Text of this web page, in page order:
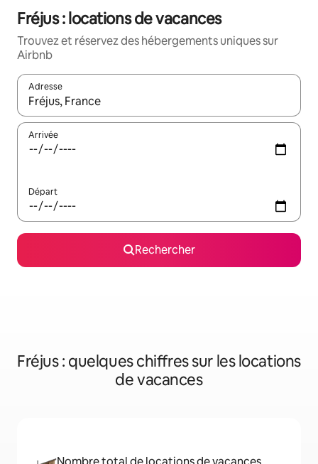
Fréjus : locations de vacances
Trouvez et réservez des hébergements uniques sur
Airbnb
Adresse
Lorsque les résultats s'affichent, utilisez les flèches vers le
Arrivée
Départ
Rechercher
Fréjus : quelques chiffres sur les locations
de vacances